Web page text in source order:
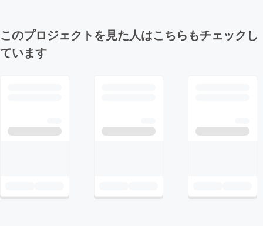
このプロジェクトを見た人はこちらもチェックし
ています